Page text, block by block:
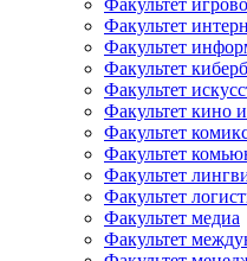
Факультет
Факультет
Факультет
Факультет
Факультет
Факультет кино
Факультет
Факультет
Факультет
Факультет
Факультет медиа
Факультет